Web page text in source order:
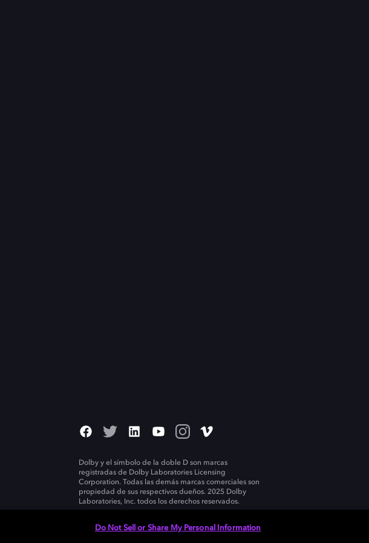
Dolby y el símbolo de la doble D son marcas
registradas de Dolby Laboratories Licensing
Corporation. Todas las demás marcas comerciales son
propiedad de sus respectivos dueños. 2025 Dolby
Laboratories, Inc. todos los derechos reservados.
Do Not Sell or Share My Personal Information